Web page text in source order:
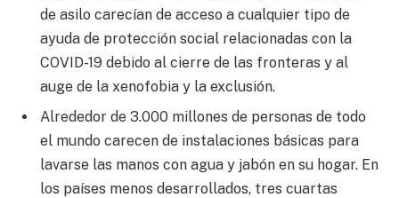
de asilo carecían de acceso a cualquier tipo de
ayuda de protección social relacionadas con la
COVID-19 debido al cierre de las fronteras y al
auge de la xenofobia y la exclusión.
Alrededor de 3.000 millones de personas de todo
el mundo carecen de instalaciones básicas para
lavarse las manos con agua y jabón en su hogar. En
los países menos desarrollados, tres cuartas